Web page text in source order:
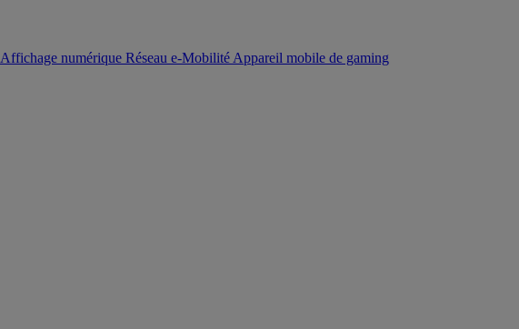
Affichage numérique Réseau e-Mobilité Appareil mobile de gaming